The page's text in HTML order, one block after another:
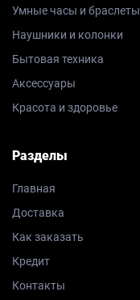
Умные часы и браслеты
Наушники и колонки
Бытовая техника
Аксессуары
Красота и здоровье
Разделы
Главная
Доставка
Как заказать
Кредит
Контакты